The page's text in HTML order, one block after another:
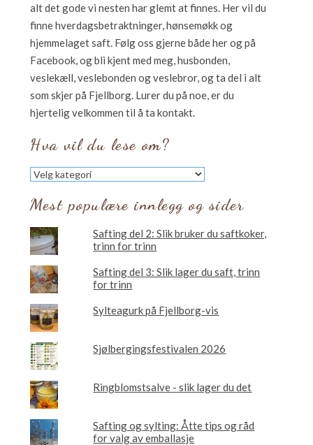
alt det gode vi nesten har glemt at finnes. Her vil du
finne hverdagsbetraktninger, hønsemøkk og
hjemmelaget saft. Følg oss gjerne både her og på
Facebook, og bli kjent med meg, husbonden,
veslekæll, veslebonden og veslebror, og ta del i alt
som skjer på Fjellborg. Lurer du på noe, er du
hjertelig velkommen til å ta kontakt.
Hva vil du lese om?
Hva
vil
du
lese
Mest populære innlegg og sider
Safting del 2: Slik bruker du saftkoker,
trinn for trinn
Safting del 3: Slik lager du saft, trinn
for trinn
Sylteagurk på Fjellborg-vis
Sjølbergingsfestivalen 2026
Ringblomstsalve - slik lager du det
Safting og sylting: Åtte tips og råd
for valg av emballasje